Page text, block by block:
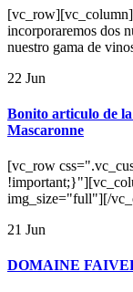
incorporaremos dos
nuestro gama de
22 Jun
Bonito articulo de
Mascaronne
[vc_row
img_size="full"][/
21 Jun
DOMAINE